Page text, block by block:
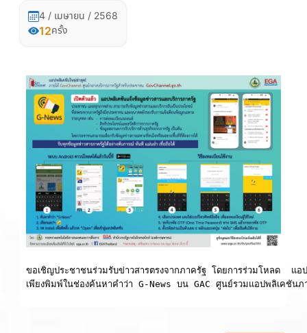
4 / เมษายน / 2568
12ครั้ง
ขอเชิญประชาชนร่วมรับข่าวสารตรงจากภาครัฐ โดยการร่วมโหลด  แ
เพียงพิมพ์ในช่องค้นหาคำว่า G-News บน GAC ศูนย์รวมแอปพลิเคชัน